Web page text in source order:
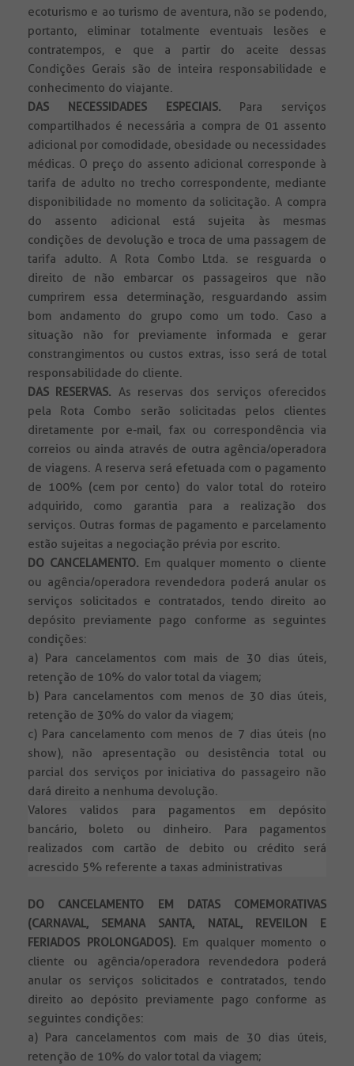
ecoturismo e ao turismo de aventura, não se podendo,
portanto, eliminar totalmente eventuais lesões e
contratempos, e que a partir do aceite dessas
Condições Gerais são de inteira responsabilidade e
conhecimento do viajante.
DAS NECESSIDADES ESPECIAIS. Para serviços
compartilhados é necessária a compra de 01 assento
adicional por comodidade, obesidade ou necessidades
médicas. O preço do assento adicional corresponde à
tarifa de adulto no trecho correspondente, mediante
disponibilidade no momento da solicitação. A compra
do assento adicional está sujeita às mesmas
condições de devolução e troca de uma passagem de
tarifa adulto. A Rota Combo Ltda. se resguarda o
direito de não embarcar os passageiros que não
cumprirem essa determinação, resguardando assim
bom andamento do grupo como um todo. Caso a
situação não for previamente informada e gerar
constrangimentos ou custos extras, isso será de total
responsabilidade do cliente.
DAS RESERVAS. As reservas dos serviços oferecidos
pela Rota Combo serão solicitadas pelos clientes
diretamente por e-mail, fax ou correspondência via
correios ou ainda através de outra agência/operadora
de viagens. A reserva será efetuada com o pagamento
de 100% (cem por cento) do valor total do roteiro
adquirido, como garantia para a realização dos
serviços. Outras formas de pagamento e parcelamento
estão sujeitas a negociação prévia por escrito.
DO CANCELAMENTO. Em qualquer momento o cliente
ou agência/operadora revendedora poderá anular os
serviços solicitados e contratados, tendo direito ao
depósito previamente pago conforme as seguintes
condições:
a) Para cancelamentos com mais de 30 dias úteis,
retenção de 10% do valor total da viagem;
b) Para cancelamentos com menos de 30 dias úteis,
retenção de 30% do valor da viagem;
c) Para cancelamento com menos de 7 dias úteis (no
show), não apresentação ou desistência total ou
parcial dos serviços por iniciativa do passageiro não
dará direito a nenhuma devolução.
Valores validos para pagamentos em depósito
bancário, boleto ou dinheiro. Para pagamentos
realizados com cartão de debito ou crédito será
acrescido 5% referente a taxas administrativas
DO CANCELAMENTO EM DATAS COMEMORATIVAS
(CARNAVAL, SEMANA SANTA, NATAL, REVEILON E
FERIADOS PROLONGADOS). Em qualquer momento o
cliente ou agência/operadora revendedora poderá
anular os serviços solicitados e contratados, tendo
direito ao depósito previamente pago conforme as
seguintes condições:
a) Para cancelamentos com mais de 30 dias úteis,
retenção de 10% do valor total da viagem;